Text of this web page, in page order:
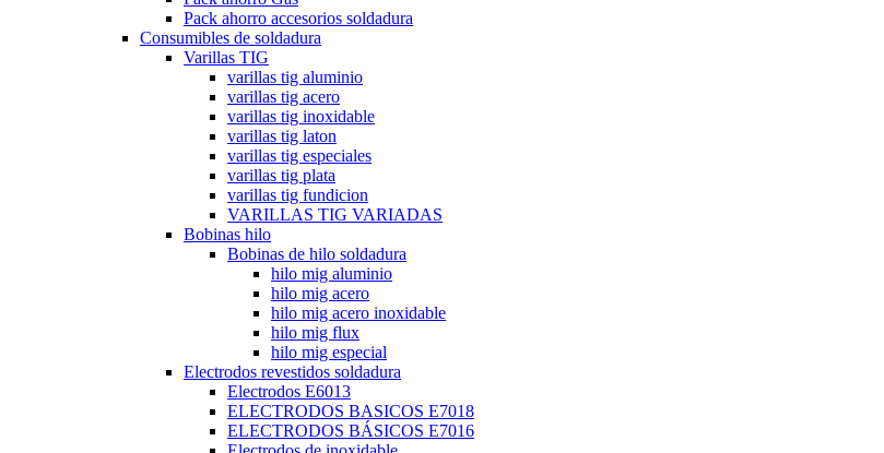
Pack ahorro accesorios soldadura
Consumibles de soldadura
Varillas TIG
varillas tig aluminio
varillas tig acero
varillas tig inoxidable
varillas tig laton
varillas tig especiales
varillas tig plata
varillas tig fundicion
VARILLAS TIG VARIADAS
Bobinas hilo
Bobinas de hilo soldadura
hilo mig aluminio
hilo mig acero
hilo mig acero inoxidable
hilo mig flux
hilo mig especial
Electrodos revestidos soldadura
Electrodos E6013
ELECTRODOS BASICOS E7018
ELECTRODOS BÁSICOS E7016